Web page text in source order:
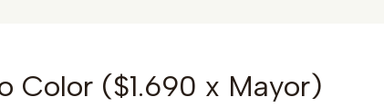
Color ($1.690 x Mayor)